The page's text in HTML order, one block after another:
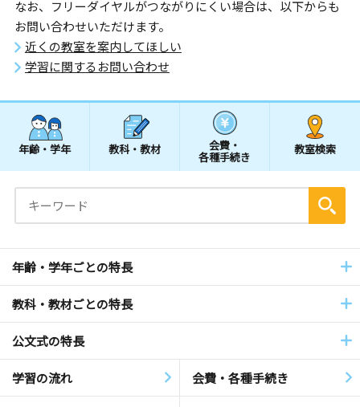
なお、フリーダイヤルがつながりにくい場合は、以下からも
お問い合わせいただけます。
近くの教室を案内してほしい
学習に関するお問い合わせ
年齢・学年 教科・教材 会費・
各種手続き
教室検索
年齢・学年ごとの特長
教科・教材ごとの特長
公文式の特長
学習の流れ 会費・各種手続き